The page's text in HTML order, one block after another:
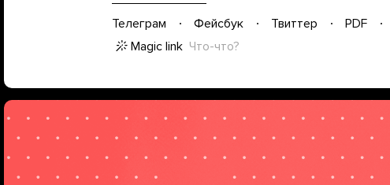
Телеграм Фейсбук Твиттер PDF
Magic link Что-что?